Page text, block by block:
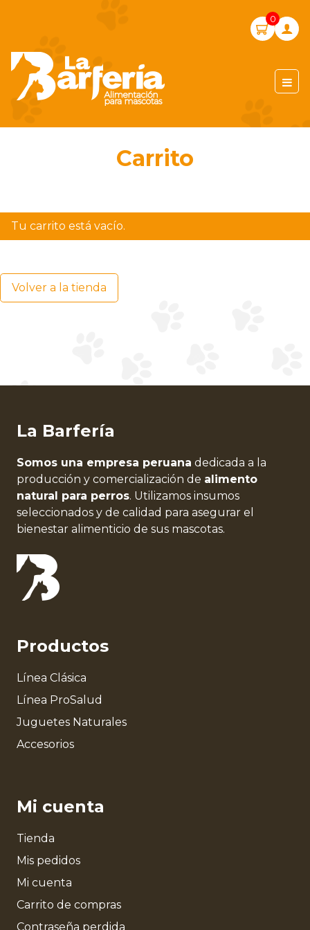
LA BARFERIA PERÚ
0
Carrito
Tu carrito está vacío.
Volver a la tienda
La Barfería
Somos una empresa peruana dedicada a la
producción y comercialización de alimento
natural para perros. Utilizamos insumos
seleccionados y de calidad para asegurar el
bienestar alimenticio de sus mascotas.
Productos
Línea Clásica
Línea ProSalud
Juguetes Naturales
Accesorios
Mi cuenta
Tienda
Mis pedidos
Mi cuenta
Carrito de compras
Contraseña perdida